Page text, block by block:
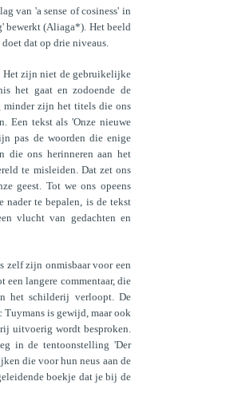
van 'a sense of cosiness' in
bewerkt (Aliaga*). Het beeld
dat op drie niveaus.
Het zijn niet de gebruikelijke
het gaat en zodoende de
minder zijn het titels die ons
Een tekst als 'Onze nieuwe
pas de woorden die enige
die ons herinneren aan het
te misleiden. Dat zet ons
geest. Tot we ons opeens
nader te bepalen, is de tekst
vlucht van gedachten en
zelf zijn onmisbaar voor een
een langere commentaar, die
het schilderij verloopt. De
Tuymans is gewijd, maar ook
uitvoerig wordt besproken.
in de tentoonstelling 'Der
die voor hun neus aan de
boekje dat je bij de